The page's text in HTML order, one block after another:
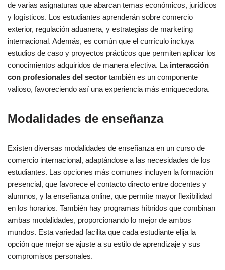
de varias asignaturas que abarcan temas económicos, jurídicos
y logísticos. Los estudiantes aprenderán sobre comercio
exterior, regulación aduanera, y estrategias de marketing
internacional. Además, es común que el currículo incluya
estudios de caso y proyectos prácticos que permiten aplicar los
conocimientos adquiridos de manera efectiva. La interacción
con profesionales del sector también es un componente
valioso, favoreciendo así una experiencia más enriquecedora.
Modalidades de enseñanza
Existen diversas modalidades de enseñanza en un curso de
comercio internacional, adaptándose a las necesidades de los
estudiantes. Las opciones más comunes incluyen la formación
presencial, que favorece el contacto directo entre docentes y
alumnos, y la enseñanza online, que permite mayor flexibilidad
en los horarios. También hay programas híbridos que combinan
ambas modalidades, proporcionando lo mejor de ambos
mundos. Esta variedad facilita que cada estudiante elija la
opción que mejor se ajuste a su estilo de aprendizaje y sus
compromisos personales.